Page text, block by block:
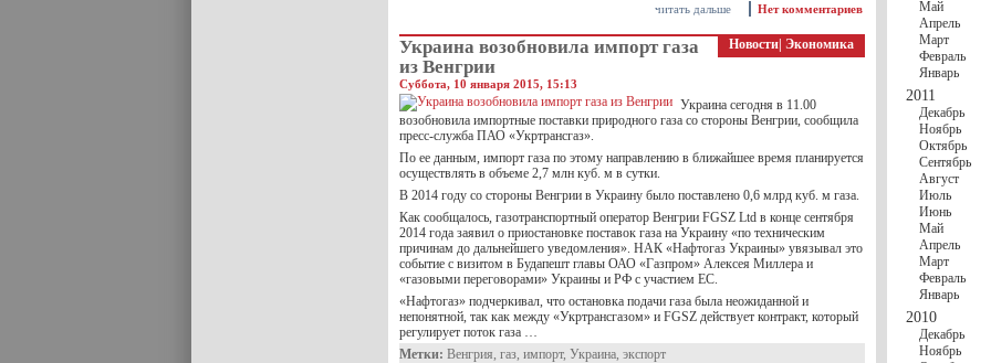
Нет комментариев
читать дальше
Новости Экономика
​Украина возобновила импорт газа
из Венгрии
Суббота, 10 января 2015, 15:13
Украина сегодня в 11.00
возобновила импортные поставки природного газа со стороны Венгрии, сообщила
пресс-служба ПАО «Укртрансгаз».
По ее данным, импорт газа по этому направлению в ближайшее время планируется
осуществлять в объеме 2,7 млн куб. м в сутки.
В 2014 году со стороны Венгрии в Украину было поставлено 0,6 млрд куб. м газа.
Как сообщалось, газотранспортный оператор Венгрии FGSZ Ltd в конце сентября
2014 года заявил о приостановке поставок газа на Украину «по техническим
причинам до дальнейшего уведомления». НАК «Нафтогаз Украины» увязывал это
событие с визитом в Будапешт главы ОАО «Газпром» Алексея Миллера и
«газовыми переговорами» Украины и РФ с участием ЕС.
«Нафтогаз» подчеркивал, что остановка подачи газа была неожиданной и
непонятной, так как между «Укртрансгазом» и FGSZ действует контракт, который
регулирует поток газа …
Метки: Венгрия, газ, импорт, Украина, экспорт
Май
Апрель
Март
Февраль
Январь
2011
Декабрь
Ноябрь
Октябрь
Сентябрь
Август
Июль
Июнь
Май
Апрель
Март
Февраль
Январь
2010
Декабрь
Ноябрь